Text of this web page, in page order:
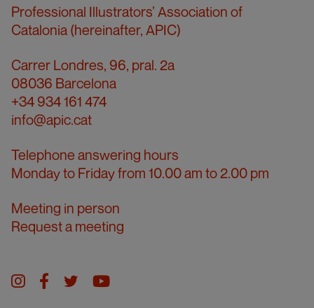
Professional Illustrators’ Association of
Catalonia (hereinafter, APIC)
Carrer Londres, 96, pral. 2a
08036 Barcelona
+34 934 161 474
info@apic.cat
Telephone answering hours
Monday to Friday from 10.00 am to 2.00 pm
Meeting in person
Request a meeting
Instagram
facebook
twitteryoutube